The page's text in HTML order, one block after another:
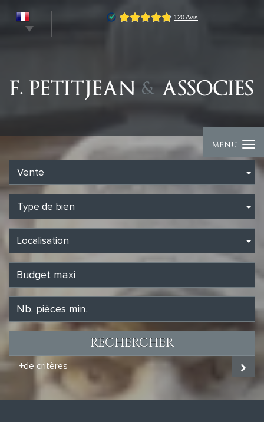
MENU
Vente
Type de bien
Localisation
RECHERCHER
+de critères